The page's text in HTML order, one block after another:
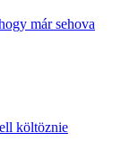
már sehova
költöznie